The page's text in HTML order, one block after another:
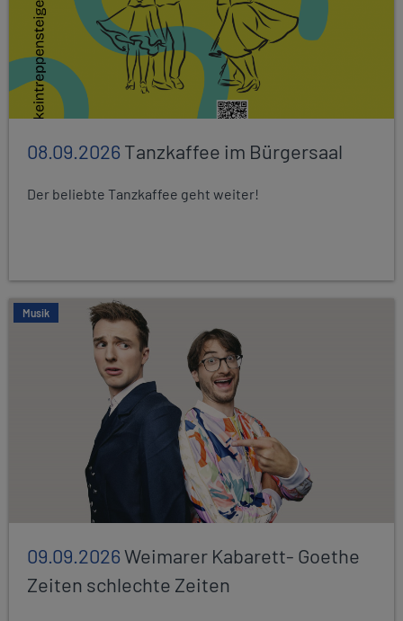
08.09.2026Tanzkaffee im Bürgersaal
Der beliebte Tanzkaffee geht weiter!
Musik
09.09.2026Weimarer Kabarett- Goethe
Zeiten schlechte Zeiten